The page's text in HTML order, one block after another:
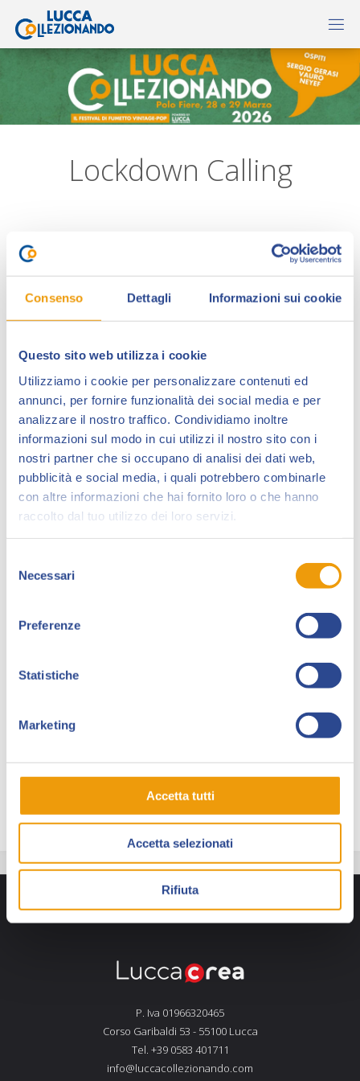
Consenso Dettagli Informazioni sui cookie
Questo sito web utilizza i cookie
Utilizziamo i cookie per personalizzare contenuti ed
annunci, per fornire funzionalità dei social media e per
analizzare il nostro traffico. Condividiamo inoltre
informazioni sul modo in cui utilizzi il nostro sito con i
nostri partner che si occupano di analisi dei dati web,
pubblicità e social media, i quali potrebbero combinarle
con altre informazioni che hai fornito loro o che hanno
raccolto dal tuo utilizzo dei loro servizi.
delNecessari
Preferenze
Statistiche
Marketing
Accetta tutti
Accetta selezionati
Rifiuta
Lockdown Calling
Il giorno sabato 2 aprile dalle 14,00 alle 15,30 in Sala
format “Lockdown Calling” a cura dei Paguri ” Daniele
Il titolo sarà “Nuvole sul Fumetto” e tratterà
Interverranno:
Vincenzo Sarno (Bonelli)
Emanuele Di Giorgi (Tunuè )
P. Iva 01966320465
Corso Garibaldi 53 - 55100 Lucca
Tel. +39 0583 401711
info@luccacollezionando.com